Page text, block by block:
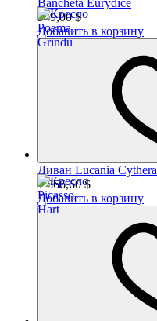
549,00$
Добавить в корзину
Диван Lucania Cythera
1 866,60 $
Добавить в корзину